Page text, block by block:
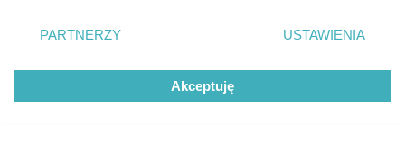
NIETYPOWA INTERWENCJA
odebrał poród. "Paliwo za darmo lub 50 %!"
zmienić/wycofać klikając przycisk ustawień prywatności
znajdujący się w lewym dolnym rogu strony
rodzaje przetwarzania danych nie wymagają zgody
użytkownika, ale masz prawo sprzeciwić się takiemu
przetwarzaniu. Preferencje będą miały zastosowanie tylko
PARTNERZY USTAWIENIA
Akceptuję